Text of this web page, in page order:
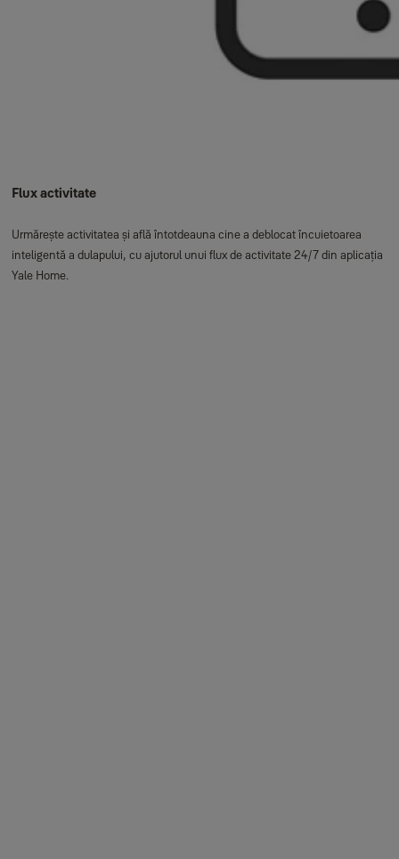
Flux activitate
Urmărește activitatea și află întotdeauna cine a deblocat încuietoarea
inteligentă a dulapului, cu ajutorul unui flux de activitate 24/7 din aplicația
Yale Home.